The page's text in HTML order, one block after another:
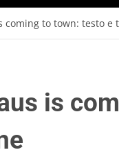
coming to town: testo e
is